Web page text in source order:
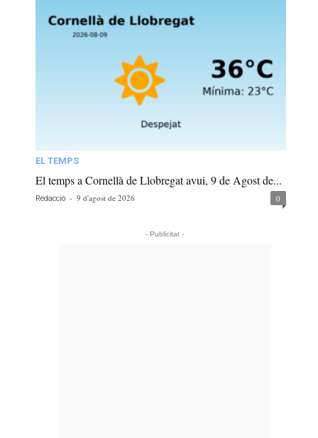
EL TEMPS
El temps a Cornellà de Llobregat avui, 9 de Agost de...
Redacció - 9 d'agost de 2026 0
- Publicitat -